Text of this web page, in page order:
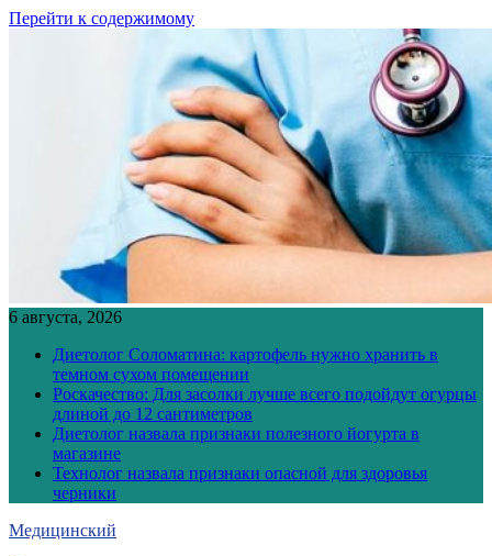
Перейти к содержимому
6 августа, 2026
Диетолог Соломатина: картофель нужно хранить в
темном сухом помещении
Роскачество: Для засолки лучше всего подойдут огурцы
длиной до 12 сантиметров
Диетолог назвала признаки полезного йогурта в
магазине
Технолог назвала признаки опасной для здоровья
черники
Медицинский